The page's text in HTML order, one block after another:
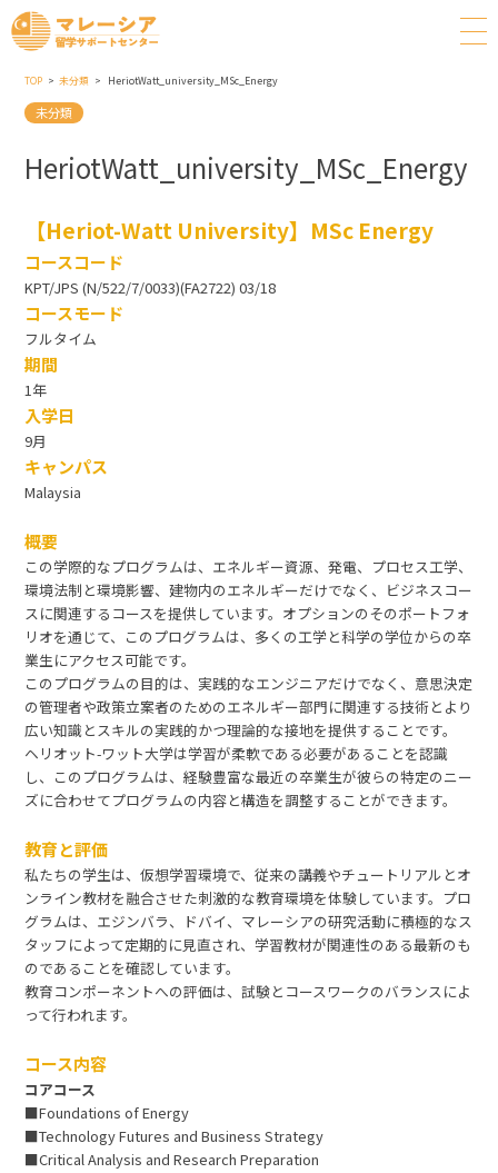
TOP 未分類 HeriotWatt_university_MSc_Energy
未分類
HeriotWatt_university_MSc_Energy
【Heriot-Watt University】MSc Energy
コースコード
KPT/JPS (N/522/7/0033)(FA2722) 03/18
コースモード
フルタイム
期間
1年
入学日
9月
キャンパス
Malaysia
概要
この学際的なプログラムは、エネルギー資源、発電、プロセス工学、
環境法制と環境影響、建物内のエネルギーだけでなく、ビジネスコー
スに関連するコースを提供しています。オプションのそのポートフォ
リオを通じて、このプログラムは、多くの工学と科学の学位からの卒
業生にアクセス可能です。
このプログラムの目的は、実践的なエンジニアだけでなく、意思決定
の管理者や政策立案者のためのエネルギー部門に関連する技術とより
広い知識とスキルの実践的かつ理論的な接地を提供することです。
ヘリオット-ワット大学は学習が柔軟である必要があることを認識
し、このプログラムは、経験豊富な最近の卒業生が彼らの特定のニー
ズに合わせてプログラムの内容と構造を調整することができます。
教育と評価
私たちの学生は、仮想学習環境で、従来の講義やチュートリアルとオ
ンライン教材を融合させた刺激的な教育環境を体験しています。プロ
グラムは、エジンバラ、ドバイ、マレーシアの研究活動に積極的なス
タッフによって定期的に見直され、学習教材が関連性のある最新のも
のであることを確認しています。
教育コンポーネントへの評価は、試験とコースワークのバランスによ
って行われます。
コース内容
コアコース
■Foundations of Energy
■Technology Futures and Business Strategy
■Critical Analysis and Research Preparation